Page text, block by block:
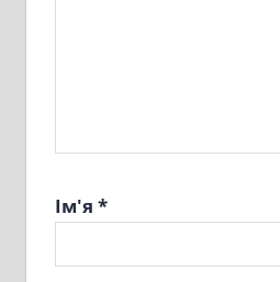
Ім'я *